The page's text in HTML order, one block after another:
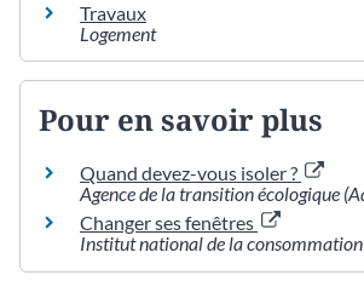
Travaux
Logement
Pour en savoir plus
Quand devez-vous isoler ?
Agence de la transition écologique
Changer ses fenêtres
Institut national de la